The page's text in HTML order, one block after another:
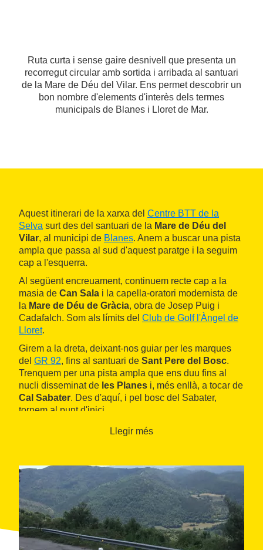
Ruta curta i sense gaire desnivell que presenta un
recorregut circular amb sortida i arribada al santuari
de la Mare de Déu del Vilar. Ens permet descobrir un
bon nombre d'elements d'interès dels termes
municipals de Blanes i Lloret de Mar.
Aquest itinerari de la xarxa del Centre BTT de la
Selva surt des del santuari de la Mare de Déu del
Vilar, al municipi de Blanes. Anem a buscar una pista
ampla que passa al sud d'aquest paratge i la seguim
cap a l'esquerra.
Al següent encreuament, continuem recte cap a la
masia de Can Sala i la capella-oratori modernista de
la Mare de Déu de Gràcia, obra de Josep Puig i
Cadafalch. Som als límits del Club de Golf l'Àngel de
Lloret.
Girem a la dreta, deixant-nos guiar per les marques
del GR 92, fins al santuari de Sant Pere del Bosc.
Trenquem per una pista ampla que ens duu fins al
nucli disseminat de les Planes i, més enllà, a tocar de
Cal Sabater. Des d'aquí, i pel bosc del Sabater,
tornem al punt d'inici.
Llegir més